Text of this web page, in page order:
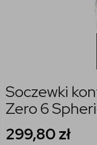
Soczewki
Zero 6
299,80 zł